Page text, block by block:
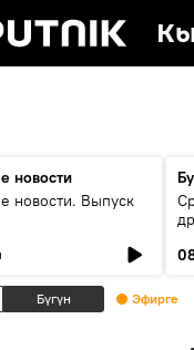
новости
новости. Выпуск
Бүгүн Эфирге